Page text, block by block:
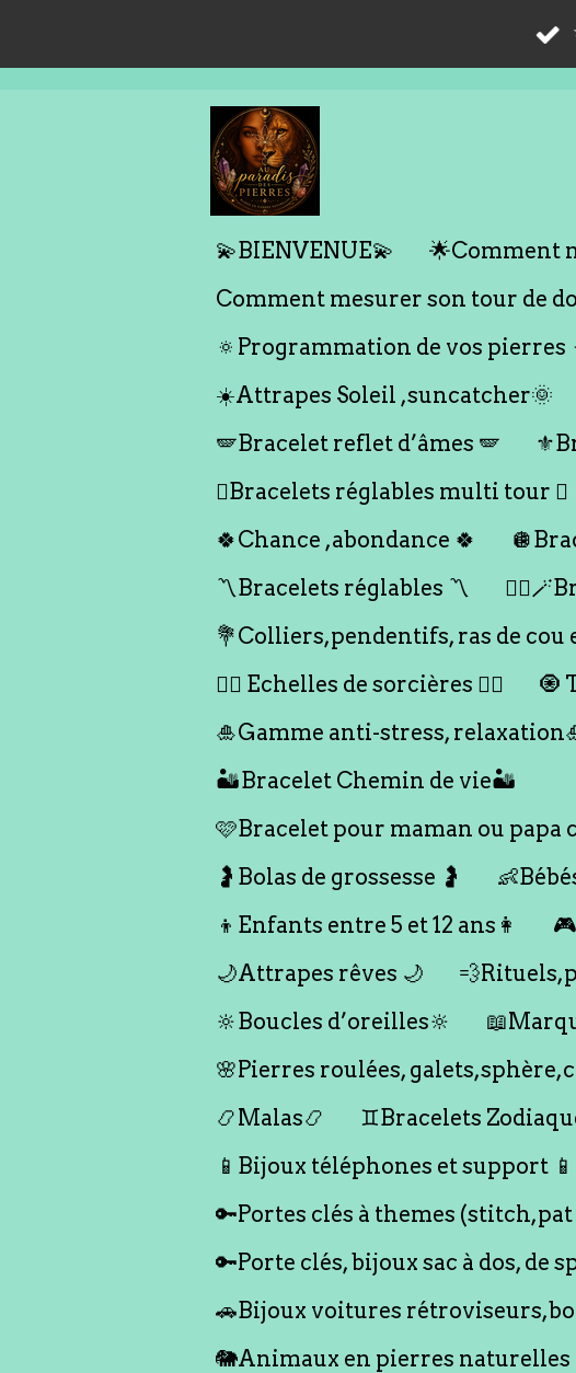
au
💫BIENVENUE💫
🌟Comment
Comment mesurer son tour de
🔅Programmation de vos pierres
☀️Attrapes Soleil ,suncatcher🌞
🪽Bracelet reflet d’âmes 🪽
🪎Bracelets réglables multi tour 🪎
🍀Chance ,abondance 🍀
〽️Bracelets réglables 〽️
💐Colliers,pendentifs, ras de cou
🧙‍♀️ Echelles de sorcières 🧙‍♀️
🧿
🎍Gamme anti-stress,
🏜️Bracelet Chemin de vie🏜️
🩷Bracelet pour maman ou papa
🤰Bolas de grossesse 🤰
👦Enfants entre 5 et 12 ans👩
🌙Attrapes rêves 🌙
🔆Boucles d’oreilles🔆
🌸Pierres roulées,
📿Malas📿
♊️Bracelets
📱Bijoux téléphones et support 📱
🔑Portes clés à themes
🔑Porte clés, bijoux sac à dos, de
🚗Bijoux voitures
🐘Animaux en pierres naturelles